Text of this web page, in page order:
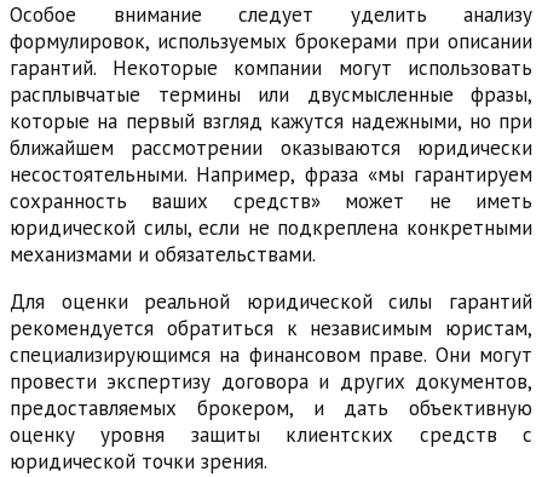
Особое внимание следует уделить анализу
формулировок, используемых брокерами при описании
гарантий. Некоторые компании могут использовать
расплывчатые термины или двусмысленные фразы,
которые на первый взгляд кажутся надежными, но при
ближайшем рассмотрении оказываются юридически
несостоятельными. Например, фраза «мы гарантируем
сохранность ваших средств» может не иметь
юридической силы, если не подкреплена конкретными
механизмами и обязательствами.
Для оценки реальной юридической силы гарантий
рекомендуется обратиться к независимым юристам,
специализирующимся на финансовом праве. Они могут
провести экспертизу договора и других документов,
предоставляемых брокером, и дать объективную
оценку уровня защиты клиентских средств с
юридической точки зрения.